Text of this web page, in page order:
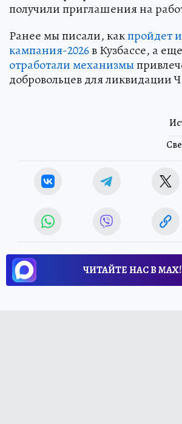
получили приглашения на
Ранее мы писали, какпройдет
кампания-2026в Кузбассе, а
отработали механизмы
добровольцев для ликвидации
ЧИТАЙТЕ НАС В МАХ!